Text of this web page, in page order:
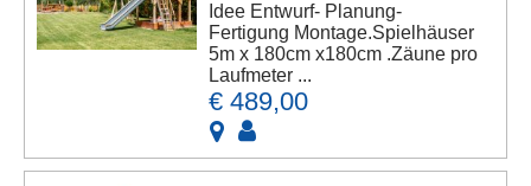
Idee Entwurf- Planung-
Fertigung Montage.Spielhäuser
5m x 180cm x180cm .Zäune pro
Laufmeter ...
€ 489,00